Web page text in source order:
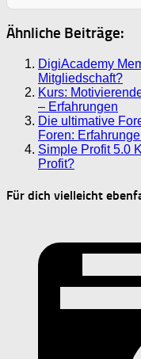
Ähnliche Beiträge:
DigiAcademy
Mitgliedschaft?
Kurs:
– Erfahrungen
Die ultimative
Foren:
Simple Profit 5.0
Profit?
Für dich vielleicht